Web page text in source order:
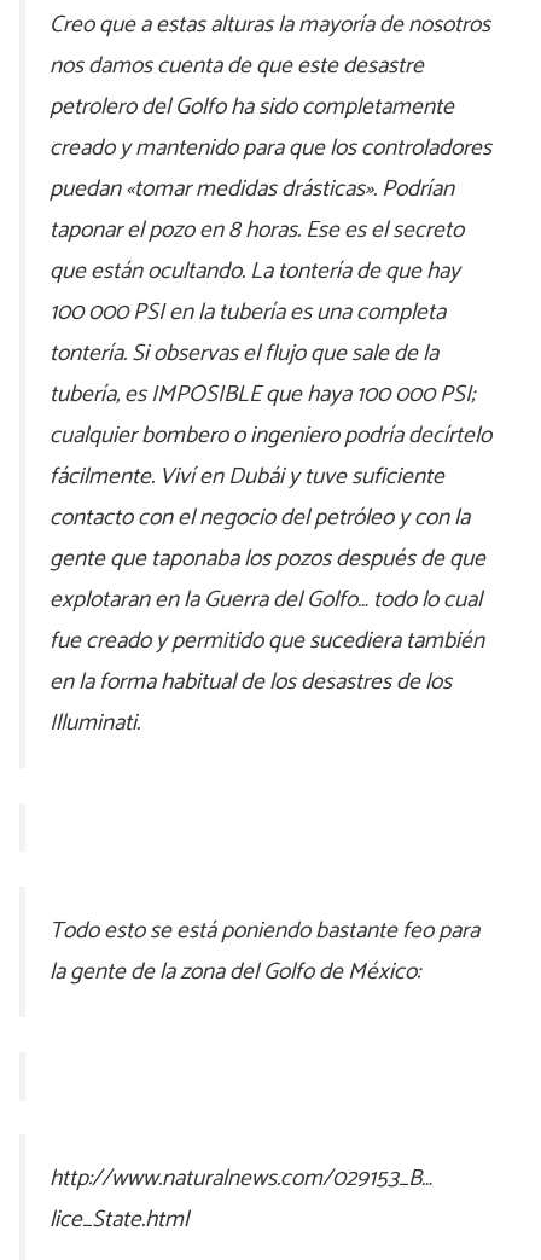
Creo que a estas alturas la mayoría de nosotros
nos damos cuenta de que este desastre
petrolero del Golfo ha sido completamente
creado y mantenido para que los controladores
puedan «tomar medidas drásticas». Podrían
taponar el pozo en 8 horas. Ese es el secreto
que están ocultando. La tontería de que hay
100 000 PSI en la tubería es una completa
tontería. Si observas el flujo que sale de la
tubería, es IMPOSIBLE que haya 100 000 PSI;
cualquier bombero o ingeniero podría decírtelo
fácilmente. Viví en Dubái y tuve suficiente
contacto con el negocio del petróleo y con la
gente que taponaba los pozos después de que
explotaran en la Guerra del Golfo… todo lo cual
fue creado y permitido que sucediera también
en la forma habitual de los desastres de los
Illuminati.
Todo esto se está poniendo bastante feo para
la gente de la zona del Golfo de México:
http://www.naturalnews.com/029153_B…
lice_State.html